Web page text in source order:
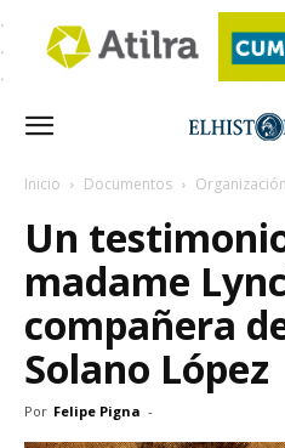
Inicio Documentos
Un
madame
compañera
Solano López
Por Felipe Pigna -